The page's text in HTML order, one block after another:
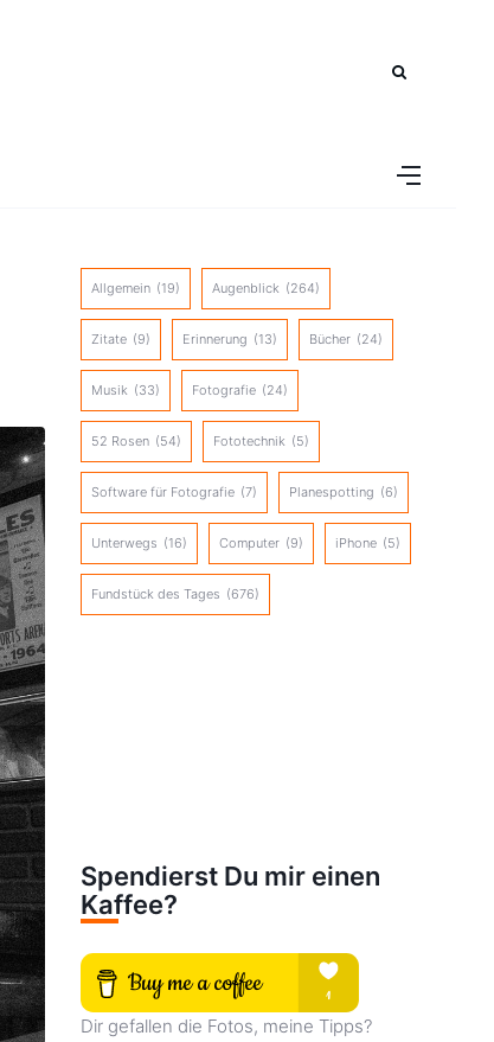
Allgemein (19) Augenblick (264)
Zitate (9) Erinnerung (13) Bücher (24)
Musik (33) Fotografie (24)
52 Rosen (54) Fototechnik (5)
Software für Fotografie (7) Planespotting (6)
Unterwegs (16) Computer (9) iPhone (5)
Fundstück des Tages (676)
Spendierst Du mir einen
Kaffee?
Dir gefallen die Fotos, meine Tipps?